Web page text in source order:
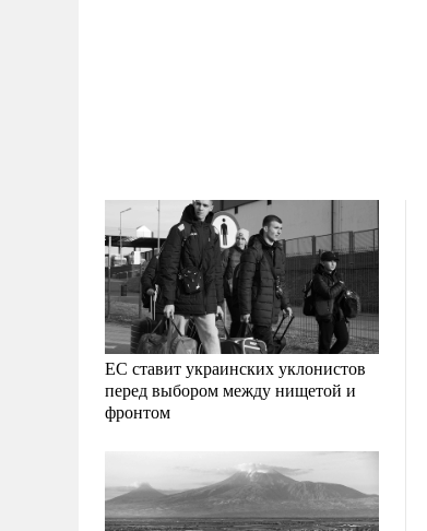
ЕС ставит украинских уклонистов
перед выбором между нищетой и
фронтом